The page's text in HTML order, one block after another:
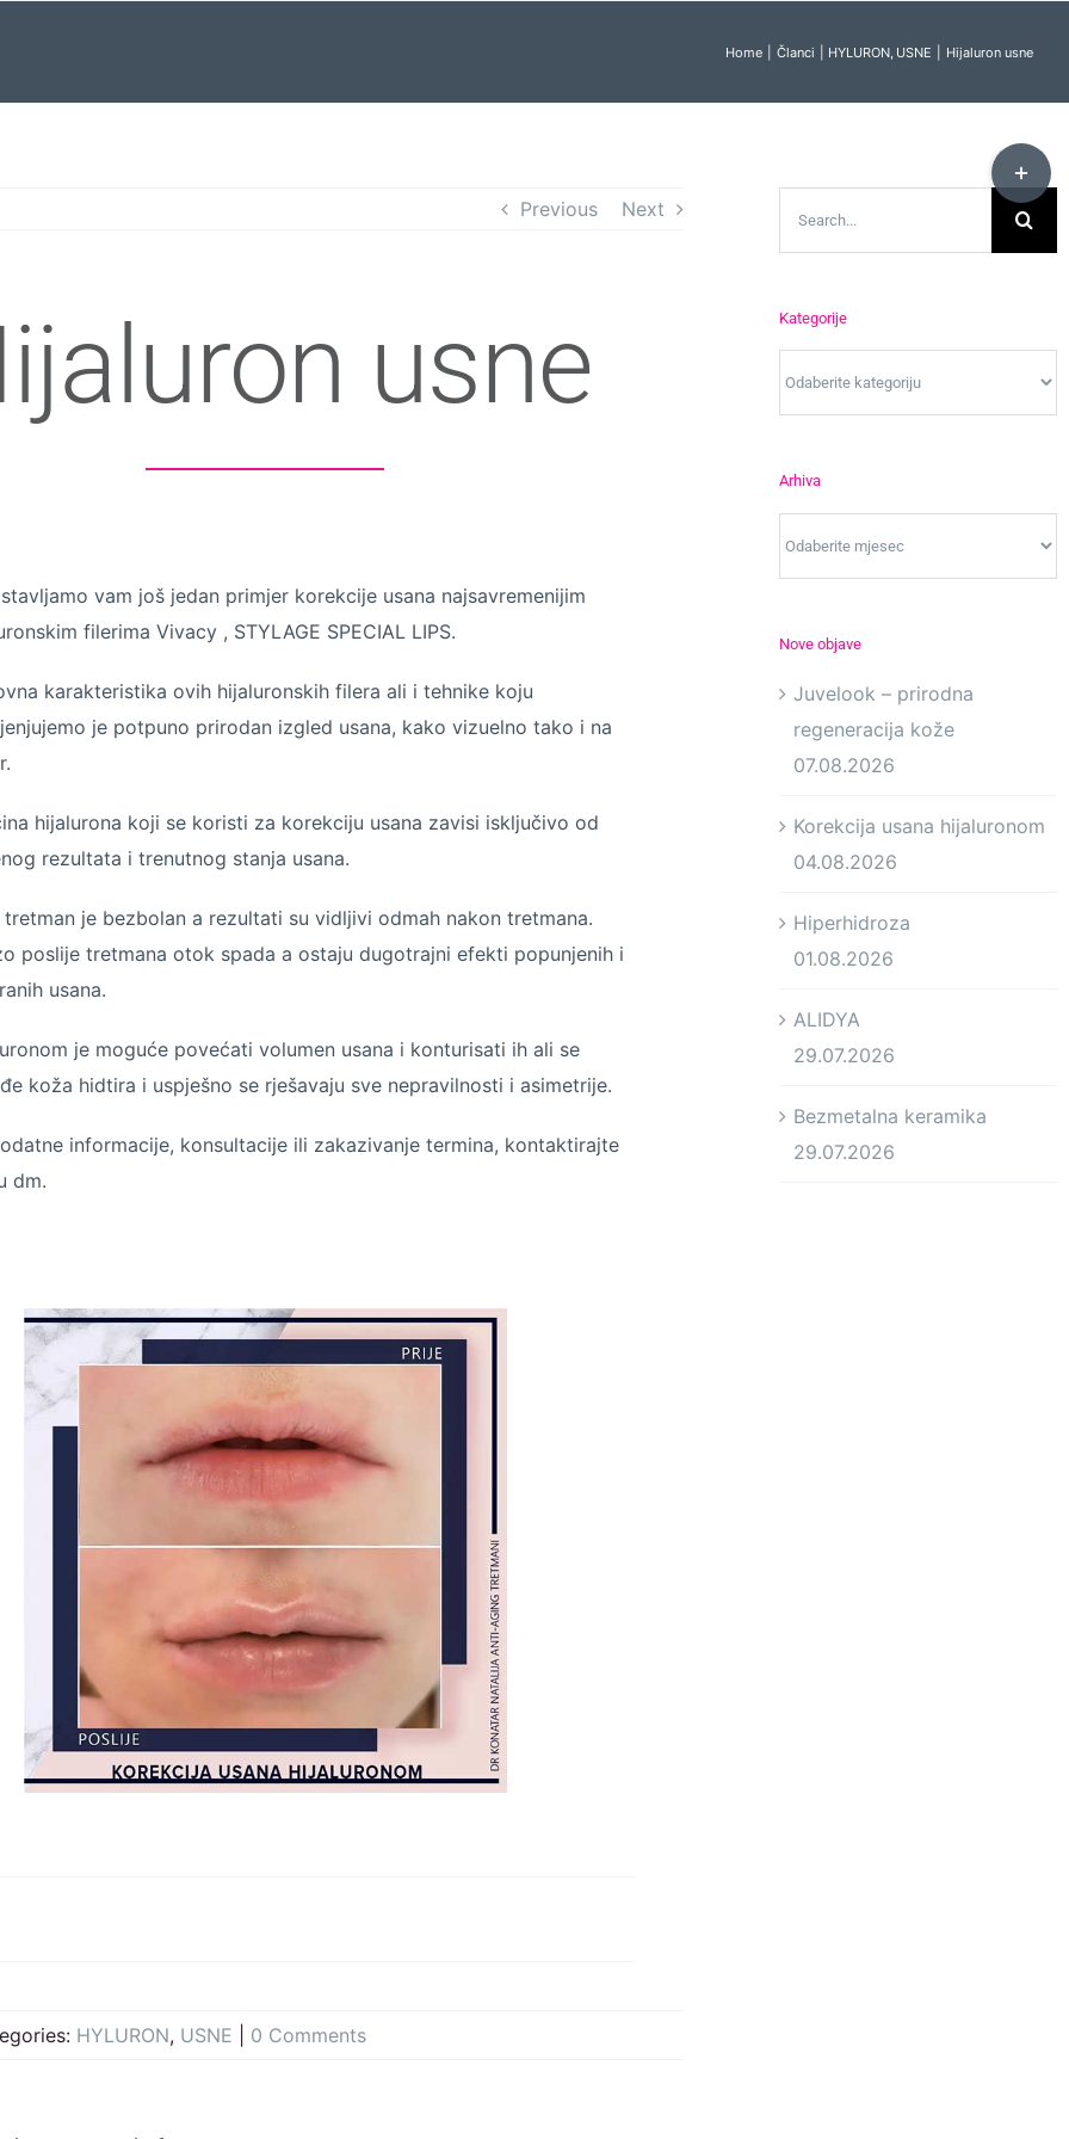
Home Članci HYLURON USNE Hijaluron usne
Previous Next
usne
vam još jedan primjer korekcije usana najsavremenijim
filerima Vivacy , STYLAGE SPECIAL LIPS.
karakteristika ovih hijaluronskih filera ali i tehnike koju
je potpuno prirodan izgled usana, kako vizuelno tako i na
hijalurona koji se koristi za korekciju usana zavisi isključivo od
rezultata i trenutnog stanja usana.
tretman je bezbolan a rezultati su vidljivi odmah nakon tretmana.
poslije tretmana otok spada a ostaju dugotrajni efekti popunjenih i
usana.
je moguće povećati volumen usana i konturisati ih ali se
koža hidtira i uspješno se rješavaju sve nepravilnosti i asimetrije.
informacije, konsultacije ili zakazivanje termina, kontaktirajte
dm.
HYLURON, USNE 0 Comments
Kategorije
Arhiva
Nove objave
Juvelook – prirodna
regeneracija kože
07.08.2026
Korekcija usana hijaluronom
04.08.2026
Hiperhidroza
01.08.2026
ALIDYA
29.07.2026
Bezmetalna keramika
29.07.2026
Toggle
Sliding
Bar